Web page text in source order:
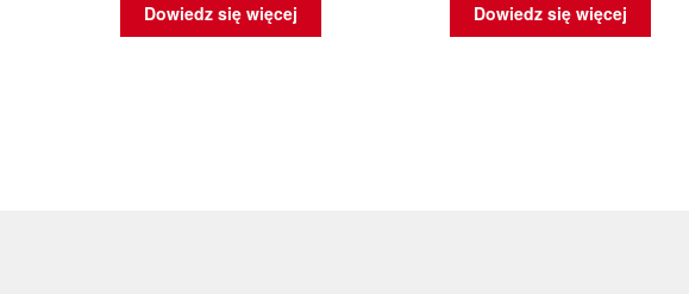
Dowiedz się więcej Dowiedz się więcej